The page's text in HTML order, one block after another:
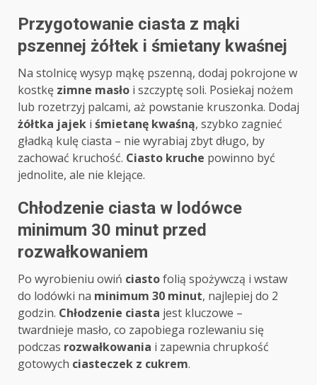
Przygotowanie ciasta z mąki
pszennej żółtek i śmietany kwaśnej
Na stolnicę wysyp mąkę pszenną, dodaj pokrojone w
kostkę zimne masło i szczyptę soli. Posiekaj nożem
lub rozetrzyj palcami, aż powstanie kruszonka. Dodaj
żółtka jajek i śmietanę kwaśną, szybko zagnieć
gładką kulę ciasta – nie wyrabiaj zbyt długo, by
zachować kruchość. Ciasto kruche powinno być
jednolite, ale nie klejące.
Chłodzenie ciasta w lodówce
minimum 30 minut przed
rozwałkowaniem
Po wyrobieniu owiń ciastofolią spożywczą i wstaw
do lodówki na minimum 30 minut, najlepiej do 2
godzin. Chłodzenie ciasta jest kluczowe –
twardnieje masło, co zapobiega rozlewaniu się
podczas rozwałkowania i zapewnia chrupkość
gotowych ciasteczek z cukrem.